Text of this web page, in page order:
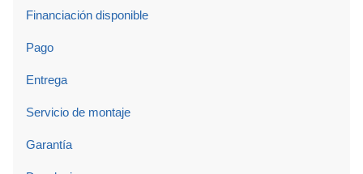
Financiación disponible
Pago
Entrega
Servicio de montaje
Garantía